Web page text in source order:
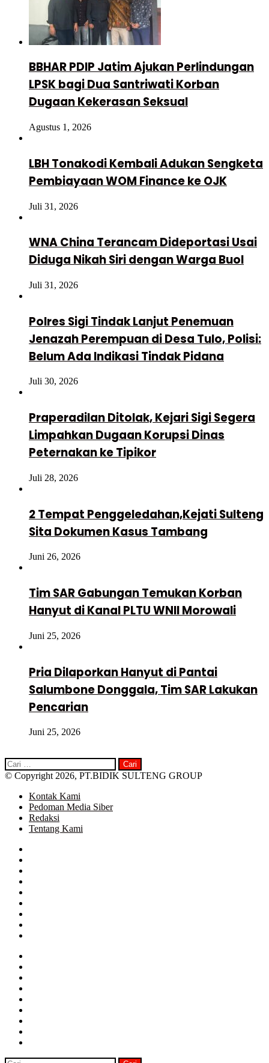
BBHAR PDIP Jatim Ajukan Perlindungan
LPSK bagi Dua Santriwati Korban
Dugaan Kekerasan Seksual
Agustus 1, 2026
LBH Tonakodi Kembali Adukan Sengketa
Pembiayaan WOM Finance ke OJK
Juli 31, 2026
WNA China Terancam Dideportasi Usai
Diduga Nikah Siri dengan Warga Buol
Juli 31, 2026
Polres Sigi Tindak Lanjut Penemuan
Jenazah Perempuan di Desa Tulo, Polisi:
Belum Ada Indikasi Tindak Pidana
Juli 30, 2026
Praperadilan Ditolak, Kejari Sigi Segera
Limpahkan Dugaan Korupsi Dinas
Peternakan ke Tipikor
Juli 28, 2026
2 Tempat Penggeledahan,Kejati Sulteng
Sita Dokumen Kasus Tambang
Juni 26, 2026
Tim SAR Gabungan Temukan Korban
Hanyut di Kanal PLTU WNII Morowali
Juni 25, 2026
Pria Dilaporkan Hanyut di Pantai
Salumbone Donggala, Tim SAR Lakukan
Pencarian
Juni 25, 2026
Cari
untuk:
© Copyright 2026, PT.BIDIK SULTENG GROUP
Kontak Kami
Pedoman Media Siber
Redaksi
Tentang Kami
Facebook
Twitter
Google+
WhatsApp
Telegram
Close